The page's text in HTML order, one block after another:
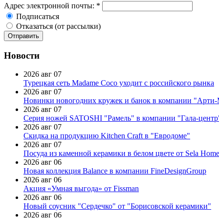
Адрес электронной почты: *
Подписаться
Отказаться (от рассылки)
Новости
2026 авг 07
Турецкая сеть Madame Coco уходит с российского рынка
2026 авг 07
Новинки новогодних кружек и банок в компании
2026 авг 07
Серия ножей SATOSHI "Рамель" в компании "Гала-
2026 авг 07
Скидка на продукцию Kitchen Craft в "Евродоме"
2026 авг 07
Посуда из каменной керамики в белом цвете от Sela Home
2026 авг 06
Новая коллекция Balance в компании FineDesignGroup
2026 авг 06
Акция «Умная выгода» от Fissman
2026 авг 06
Новый соусник "Сердечко" от "Борисовской керамики"
2026 авг 06